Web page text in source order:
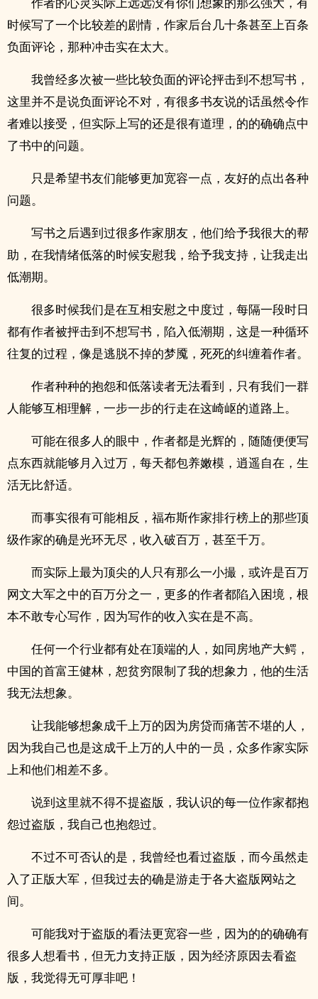
时候写了一个比较差的剧情，作家后台几十条甚至上百条
负面评论，那种冲击实在太大。
我曾经多次被一些比较负面的评论抨击到不想写书，
这里并不是说负面评论不对，有很多书友说的话虽然令作
者难以接受，但实际上写的还是很有道理，的的确确点中
了书中的问题。
只是希望书友们能够更加宽容一点，友好的点出各种
问题。
写书之后遇到过很多作家朋友，他们给予我很大的帮
助，在我情绪低落的时候安慰我，给予我支持，让我走出
低潮期。
很多时候我们是在互相安慰之中度过，每隔一段时日
都有作者被抨击到不想写书，陷入低潮期，这是一种循环
往复的过程，像是逃脱不掉的梦魇，死死的纠缠着作者。
作者种种的抱怨和低落读者无法看到，只有我们一群
人能够互相理解，一步一步的行走在这崎岖的道路上。
可能在很多人的眼中，作者都是光辉的，随随便便写
点东西就能够月入过万，每天都包养嫩模，逍遥自在，生
活无比舒适。
而事实很有可能相反，福布斯作家排行榜上的那些顶
级作家的确是光环无尽，收入破百万，甚至千万。
而实际上最为顶尖的人只有那么一小撮，或许是百万
网文大军之中的百万分之一，更多的作者都陷入困境，根
本不敢专心写作，因为写作的收入实在是不高。
任何一个行业都有处在顶端的人，如同房地产大鳄，
中国的首富王健林，恕贫穷限制了我的想象力，他的生活
我无法想象。
让我能够想象成千上万的因为房贷而痛苦不堪的人，
因为我自己也是这成千上万的人中的一员，众多作家实际
上和他们相差不多。
说到这里就不得不提盗版，我认识的每一位作家都抱
怨过盗版，我自己也抱怨过。
不过不可否认的是，我曾经也看过盗版，而今虽然走
入了正版大军，但我过去的确是游走于各大盗版网站之
间。
可能我对于盗版的看法更宽容一些，因为的的确确有
很多人想看书，但无力支持正版，因为经济原因去看盗
版，我觉得无可厚非吧！